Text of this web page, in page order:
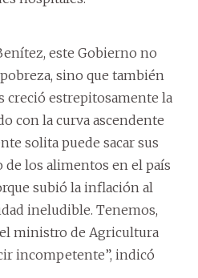
este Gobierno no
sino que también
creció estrepitosamente la
con la curva ascendente
solita puede sacar sus
los alimentos en el país
subió la inflación al
ineludible. Tenemos,
ministro de Agricultura
incompetente”, indicó